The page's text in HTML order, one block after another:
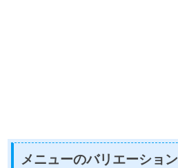
メニューのバリエーション